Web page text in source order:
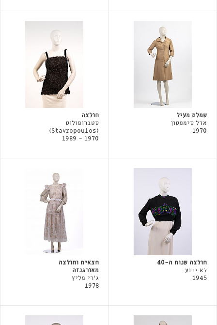
שמלת מעיל
אדל סימפסון
1970
חולצה
סטברופולוס
(Stavropoulos)
1970 - 1989
חולצה שנות ה-40
לא ידוע
1945
חצאית וחולצה
מאורגנזה
ג'רי מליץ
1978